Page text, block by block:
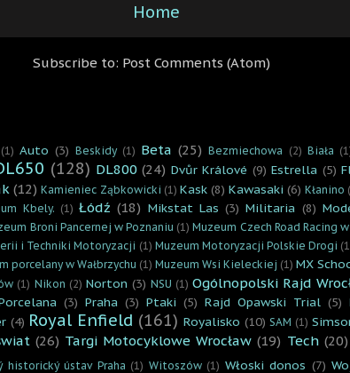
Home
Subscribe to: Post Comments (Atom)
(1) Auto (3) Beskidy (1) Beta (25) Bezmiechowa (2) Biała
(128) DL800 (24) Dvůr Králové (9) Estrella (5)
(12) Kamieniec Ząbkowicki (1) Kask (8) Kawasaki (6) Kłanino
Kbely. (1) Łódź (18) Mikstat Las (3) Militaria (8)
Broni Pancernej w Poznaniu (1) Muzeum Czech Road Racing
i Techniki Motoryzacji (1) Muzeum Motoryzacji Polskie Drogi
porcelany w Wałbrzychu (1) Muzeum Wsi Kieleckiej (1) MX
(1) Nikon (2) Norton (3) NSU (1) Ogólnopolski Rajd
(3) Praha (3) Ptaki (5) Rajd Opawski Trial (5)
(4) Royal Enfield (161) Royalisko (10) SAM (1)
(26) Targi Motocyklowe Wrocław (19) Tech (20)
historický ústav Praha (1) Witoszów (1) Włoski donos (7)